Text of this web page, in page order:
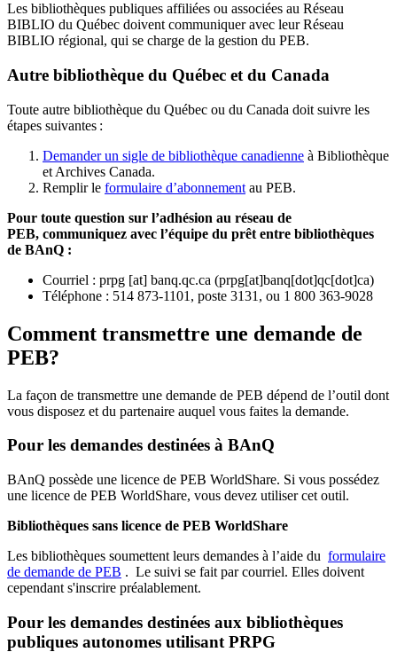
Les bibliothèques publiques affiliées ou associées au Réseau
BIBLIO du Québec doivent communiquer avec leur Réseau
BIBLIO régional, qui se charge de la gestion du PEB.
Autre bibliothèque du Québec et du Canada
Toute autre bibliothèque du Québec ou du Canada doit suivre les
étapes suivantes :
Demander un sigle de bibliothèque canadienne à Bibliothèque
et Archives Canada.
Remplir le formulaire d’abonnement au PEB.
Pour toute question sur l’adhésion au réseau de
PEB, communiquez avec l’équipe du prêt entre bibliothèques
de BAnQ :
Courriel : prpg [at] banq.qc.ca (prpg[at]banq[dot]qc[dot]ca)
Téléphone : 514 873-1101, poste 3131, ou 1 800 363-9028
Comment transmettre une demande de
PEB?
La façon de transmettre une demande de PEB dépend de l’outil dont
vous disposez et du partenaire auquel vous faites la demande.
Pour les demandes destinées à BAnQ
BAnQ possède une licence de PEB WorldShare. Si vous possédez
une licence de PEB WorldShare, vous devez utiliser cet outil.
Bibliothèques sans licence de PEB WorldShare
Les bibliothèques soumettent leurs demandes à l’aide du formulaire
de demande de PEB . Le suivi se fait par courriel. Elles doivent
cependant s'inscrire préalablement.
Pour les demandes destinées aux bibliothèques
publiques autonomes utilisant PRPG